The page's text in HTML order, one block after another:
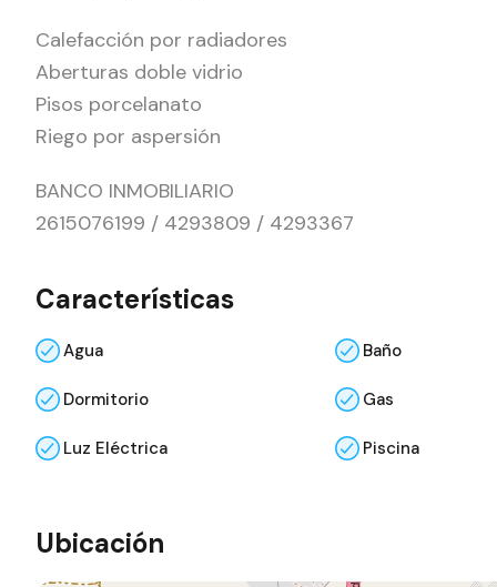
Calefacción por radiadores
Aberturas doble vidrio
Pisos porcelanato
Riego por aspersión
BANCO INMOBILIARIO
2615076199 / 4293809 / 4293367
Características
Agua Baño
Dormitorio Gas
Luz Eléctrica Piscina
Ubicación